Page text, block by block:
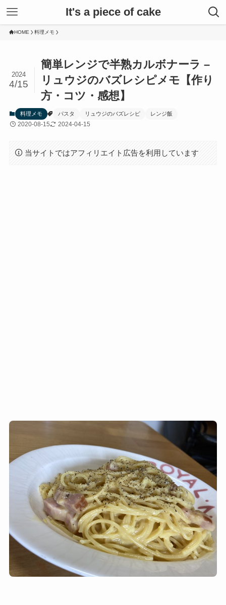
It's a piece of cake
HOME 料理メモ
簡単レンジで半熟カルボナーラ –
リュウジのバズレシピメモ【作り
方・コツ・感想】
2024
4/15
料理メモ パスタ リュウジのバズレシピ レンジ飯
2020-08-15 2024-04-15
当サイトではアフィリエイト広告を利用しています